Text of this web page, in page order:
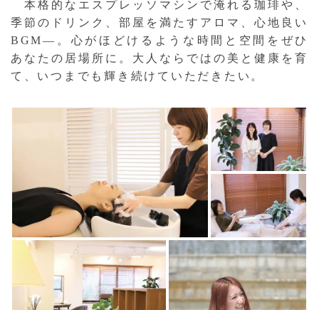
本格的なエスプレッソマシンで淹れる珈琲や、
季節のドリンク、部屋を満たすアロマ、心地良い
BGM—。心がほどけるような時間と空間をぜひ
あなたの居場所に。大人ならではの美と健康を育
て、いつまでも輝き続けていただきたい。